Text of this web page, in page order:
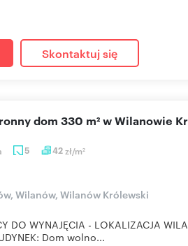
Skontaktuj się
5 42zł/m2
dom 330 m² w Wilanowie
Wilanów, Wilanów Królewski
DO WYNAJĘCIA - LOKALIZACJA
Dom wolno...